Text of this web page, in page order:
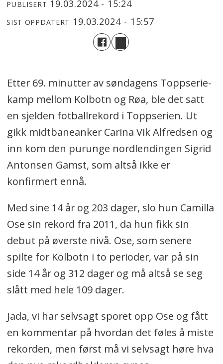
PUBLISERT 19.03.2024 - 15:24
SIST OPPDATERT 19.03.2024 - 15:57
Etter 69. minutter av søndagens Toppserie-
kamp mellom Kolbotn og Røa, ble det satt
en sjelden fotballrekord i Toppserien. Ut
gikk midtbaneanker Carina Vik Alfredsen og
inn kom den purunge nordlendingen Sigrid
Antonsen Gamst, som altså ikke er
konfirmert ennå.
Med sine 14 år og 203 dager, slo hun Camilla
Ose sin rekord fra 2011, da hun fikk sin
debut på øverste nivå. Ose, som senere
spilte for Kolbotn i to perioder, var på sin
side 14 år og 312 dager og må altså se seg
slått med hele 109 dager.
Jada, vi har selvsagt sporet opp Ose og fått
en kommentar på hvordan det føles å miste
rekorden, men først må vi selvsagt høre hva